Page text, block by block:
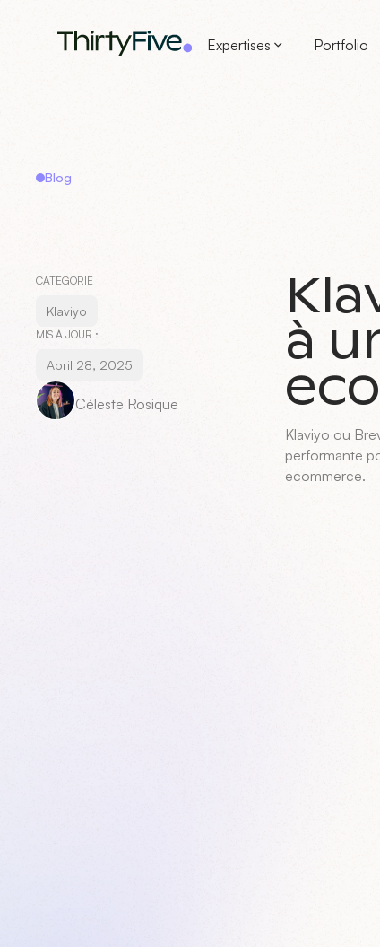
Expertises Portfolio
Blog
CATEGORIE
Klaviyo
MIS À JOUR :
April 28, 2025
Céleste Rosique
à
Klaviyo ou
performante
ecommerce.